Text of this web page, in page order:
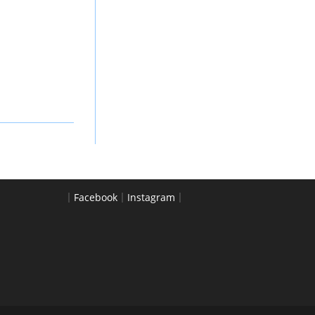
｜ Facebook ｜ Instagram ｜